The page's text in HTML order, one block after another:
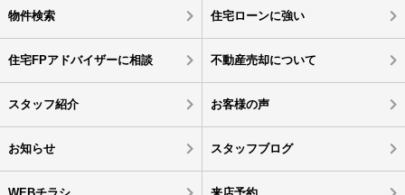
物件検索 住宅ローンに強い
住宅FPアドバイザーに相談 不動産売却について
スタッフ紹介 お客様の声
お知らせ スタッフブログ